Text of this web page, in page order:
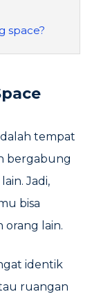
space?
tempat
bergabung
Jadi,
bisa
lain.
identik
ruangan